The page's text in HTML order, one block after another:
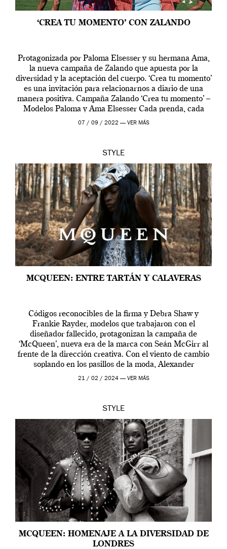
‘CREA TU MOMENTO’ CON ZALANDO
Protagonizada por Paloma Elsesser y su hermana Ama,
la nueva campaña de Zalando que apuesta por la
diversidad y la aceptación del cuerpo. ‘Crea tu momento’
es una invitación para relacionarnos a diario de una
manera positiva. Campaña Zalando ‘Crea tu momento’ –
Modelos Paloma y Ama Elsesser Cada prenda, cada
outfit, cada momento, caracteriza […]
07 / 09 / 2022 — VER MÁS
STYLE
MCQUEEN: ENTRE TARTÁN Y CALAVERAS
Códigos reconocibles de la firma y Debra Shaw y
Frankie Rayder, modelos que trabajaron con el
diseñador fallecido, protagonizan la campaña de
‘McQueen’, nueva era de la marca con Seán McGirr al
frente de la dirección creativa. Con el viento de cambio
soplando en los pasillos de la moda, Alexander
McQueen se prepara para una […]
21 / 02 / 2024 — VER MÁS
STYLE
MCQUEEN: HOMENAJE A LA DIVERSIDAD DE
LONDRES